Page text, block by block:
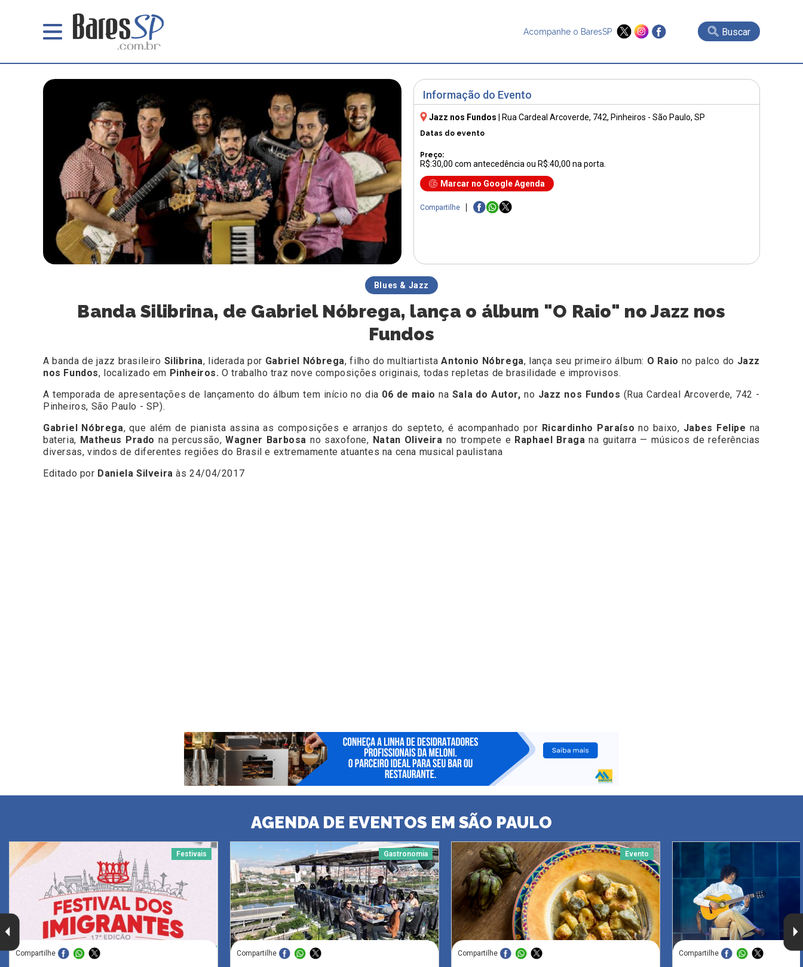
Acompanhe o BaresSP Buscar
Informação do Evento
Jazz nos Fundos Rua Cardeal Arcoverde, 742, Pinheiros - São Paulo, SP
Datas do evento
Preço:
R$:30,00 com antecedência ou R$:40,00 na porta.
Marcar no Google Agenda
Compartilhe
Blues & Jazz
Banda Silibrina, de Gabriel Nóbrega, lança o álbum "O Raio" no Jazz nos
Fundos
A banda de jazz brasileiro Silibrina, liderada por Gabriel Nóbrega, filho do multiartistaAntonio Nóbrega, lança seu primeiro álbum: O Raio no palco do Jazz
nos Fundos, localizado em Pinheiros.O trabalho traz nove composições originais, todas repletas de brasilidade e improvisos.
A temporada de apresentações de lançamento do álbum tem início no dia 06 de maio na Sala do Autor, no Jazz nos Fundos (Rua Cardeal Arcoverde, 742 -
Pinheiros, São Paulo - SP).
Gabriel Nóbrega, que além de pianista assina as composições e arranjos do septeto, é acompanhado por Ricardinho Paraíso no baixo, Jabes Felipe na
bateria, Matheus Prado na percussão,Wagner Barbosa no saxofone, Natan Oliveira no trompete e Raphael Braga na guitarra — músicos de referências
diversas, vindos de diferentes regiões do Brasil e extremamente atuantes na cena musical paulistana
Editado por Daniela Silveira às 24/04/2017
AGENDA DE EVENTOS EM SÃO PAULO
Festivais
Compartilhe
Gastronomia
Compartilhe
Evento
Compartilhe Compartilhe